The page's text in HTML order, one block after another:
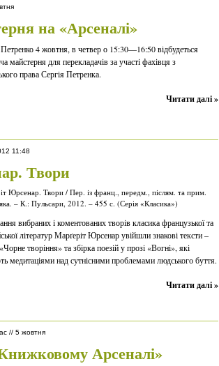
на «Арсеналі»
4 жовтня, в четвер о 15:30—16:50 відбудеться
майстерня для перекладачів за участі фахівця з
права Сергія Петренка.
Читати далі »
11:48
Твори
Юрсенар. Твори / Пер. із франц., передм., післям. та прим.
– К.: Пульсари, 2012. – 455 с. (Серія «Класика»)
вибраних і коментованих творів класика французької та
літератур Марґеріт Юрсенар увійшли знакові тексти –
творіння» та збірка поезій у прозі «Вогні», які
медитаціями над сутнісними проблемами людського буття.
Читати далі »
// 5 жовтня
Арсеналі»